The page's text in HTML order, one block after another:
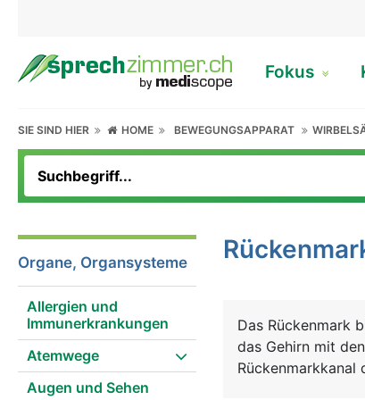
Fokus
SIE SIND HIER HOME BEWEGUNGSAPPARAT
Organe, Organsysteme
Allergien und
Immunerkrankungen
Atemwege
Augen und Sehen
Das Rückenmark
das Gehirn mit